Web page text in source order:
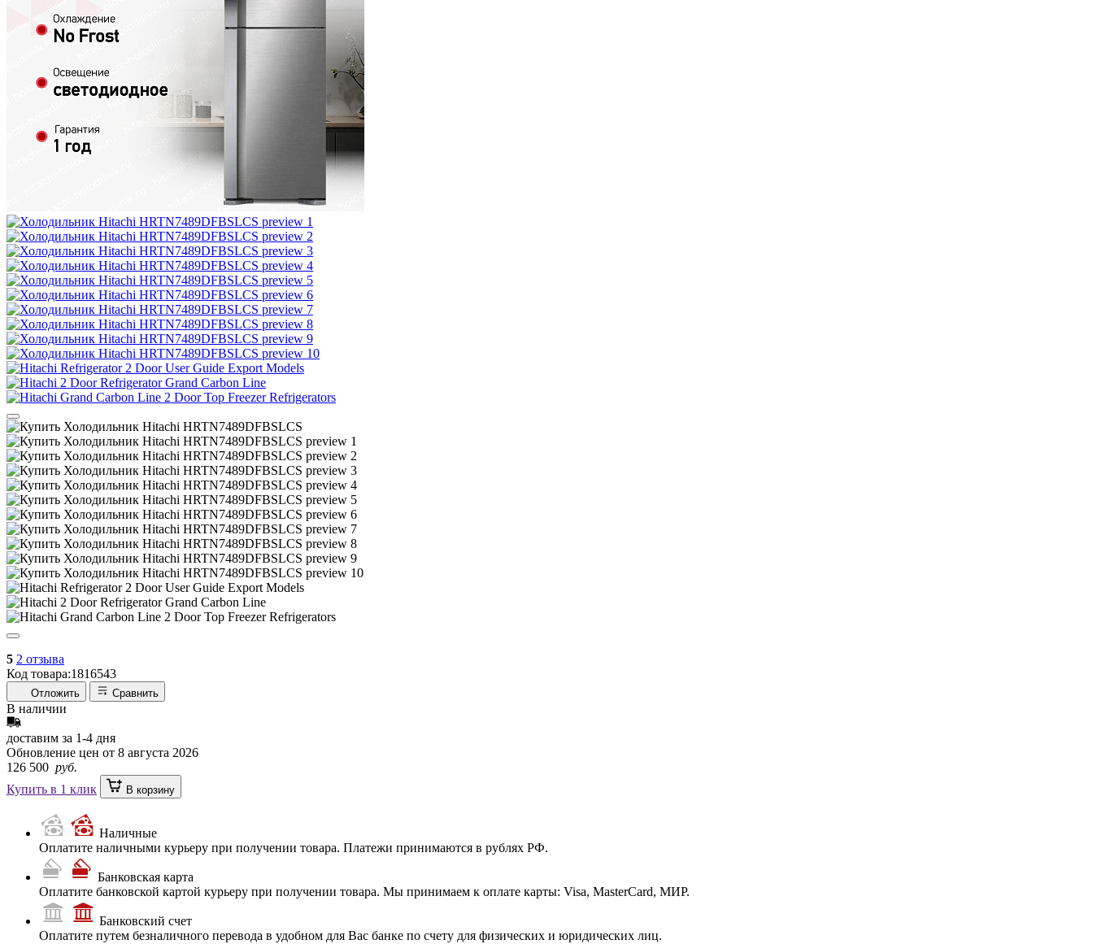
5 2 отзыва
Код товара:1816543
Отложить Сравнить
В наличии
доставим за 1-4 дня
Обновление цен от 8 августа 2026
126 500 руб.
Купить в 1 клик
В корзину
Наличные
Оплатите наличными курьеру при получении товара. Платежи принимаются в рублях РФ.
Банковская карта
Оплатите банковской картой курьеру при получении товара. Мы принимаем к оплате карты: Visa, MasterCard, МИР.
Банковский счет
Оплатите путем безналичного перевода в удобном для Вас банке по счету для физических и юридических лиц.